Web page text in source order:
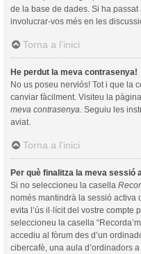
de la base de dades. Si ha
involucrar-vos més en les
Torna a l’inici
He perdut la meva contrasenya!
No us poseu nerviós! Tot i que la
canviar fàcilment. Visiteu la
meva contrasenya . Seguiu les
aviat.
Torna a l’inici
Per què finalitza la meva sessió
Si no seleccioneu la casella
només mantindrà la sessió activa
evita l’ús il·lícit del vostre compte
seleccioneu la casella
accediu al fòrum des d’un
cibercafè, una aula d’ordinadors